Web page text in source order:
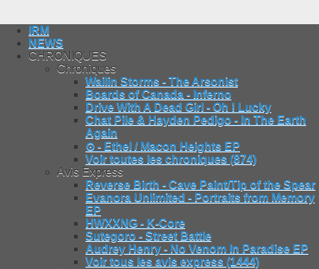
IRM
NEWS
CHRONIQUES
Chroniques
Wailin Storms - The Arsonist
Boards of Canada - Inferno
Drive With A Dead Girl - Oh ! Lucky
Chat Pile & Hayden Pedigo - In The Earth
Again
⊙ - Ethel / Macon Heights EP
Voir toutes les chroniques (874)
Avis Express
Reverse Birth - Cave Paint/Tip of the Spear
Evanora Unlimited - Portraits from Memory
EP
HWXXNG - K-Core
Sutegoro - Street Battle
Audrey Henry - No Venom In Paradise EP
Voir tous les avis express (1444)